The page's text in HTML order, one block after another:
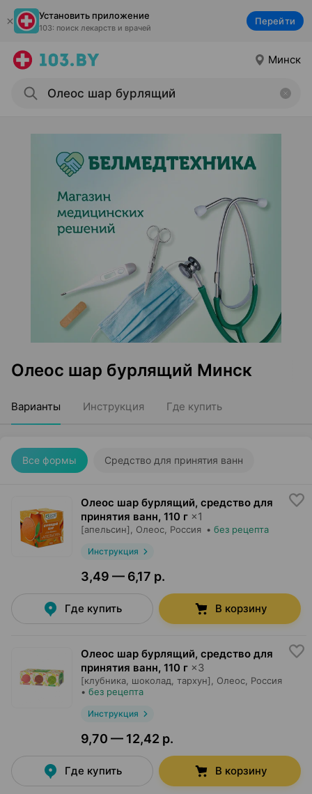
Установить приложение
103: поиск лекарств и врачей
Перейти
Минск
Олеос шар бурлящий Минск
Варианты Инструкция Где купить
Все формы Средство для принятия ванн
Олеос шар бурлящий, средство для
принятия ванн, 110 г ×1
[апельсин], Олеос , Россия • без рецепта
Инструкция
3,49 — 6,17 р.
Где купить В корзину
Олеос шар бурлящий, средство для
принятия ванн, 110 г ×3
[клубника, шоколад, тархун], Олеос , Россия
• без рецепта
Инструкция
9,70 — 12,42 р.
Где купить В корзину